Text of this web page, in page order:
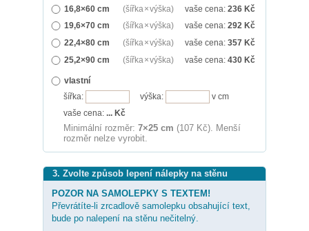
16,8×60 cm
(šířka × výška) vaše cena: 236 Kč
19,6×70 cm
(šířka × výška) vaše cena: 292 Kč
22,4×80 cm
(šířka × výška) vaše cena: 357 Kč
25,2×90 cm
(šířka × výška) vaše cena: 430 Kč
vlastní
šířka:
výška:
v cm
vaše cena:
Kč
Minimální rozměr: 7×25 cm (107 Kč). Menší
rozměr nelze vyrobit.
3. Zvolte způsob lepení nálepky na stěnu
POZOR NA SAMOLEPKY S TEXTEM!
Převrátíte-li zrcadlově samolepku obsahující text,
bude po nalepení na stěnu nečitelný.